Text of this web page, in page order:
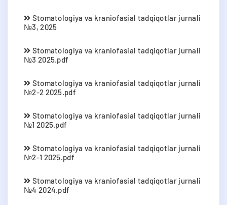
Stomatologiya va kraniofasial tadqiqotlar jurnali
№3, 2025
Stomatologiya va kraniofasial tadqiqotlar jurnali
№3 2025.pdf
Stomatologiya va kraniofasial tadqiqotlar jurnali
№2-2 2025.pdf
Stomatologiya va kraniofasial tadqiqotlar jurnali
№1 2025.pdf
Stomatologiya va kraniofasial tadqiqotlar jurnali
№2-1 2025.pdf
Stomatologiya va kraniofasial tadqiqotlar jurnali
№4 2024.pdf